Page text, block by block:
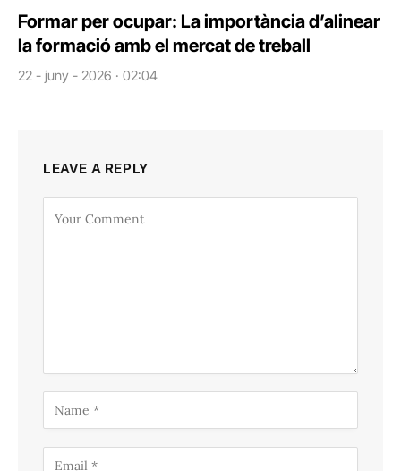
Formar per ocupar: La importància d’alinear
la formació amb el mercat de treball
22 - juny - 2026 · 02:04
LEAVE A REPLY